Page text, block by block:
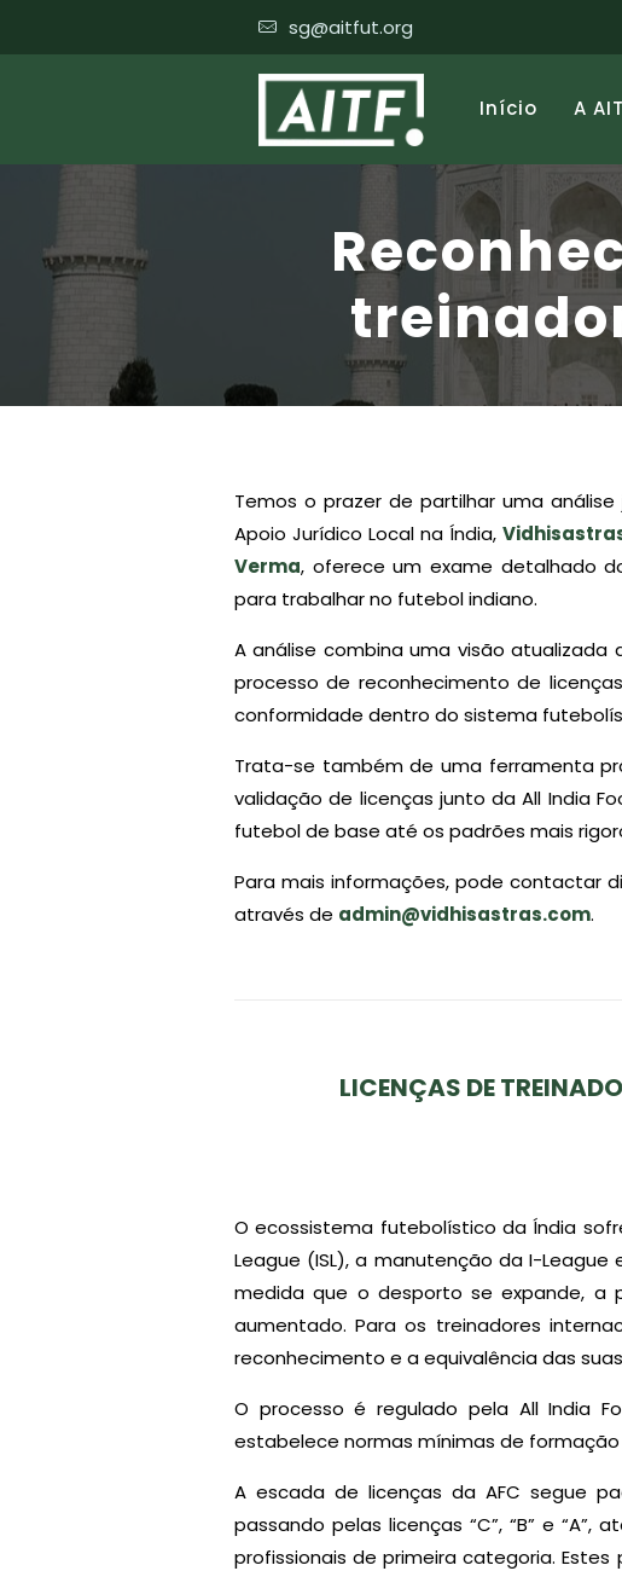
sg@aitfut.org
Início A
Temos o prazer de partilhar uma
Apoio Jurídico Local na Índia,
Verma, oferece um exame detalhado
para trabalhar no futebol indiano.
A análise combina uma visão
processo de reconhecimento de
conformidade dentro do sistema
Trata-se também de uma ferramenta
validação de licenças junto da All India
futebol de base até os padrões mais
Para mais informações, pode contactar
através de admin@vidhisastras.com.
LICENÇAS DE
O ecossistema futebolístico da Índia
League (ISL), a manutenção da I-
medida que o desporto se expande, a
aumentado. Para os treinadores
reconhecimento e a equivalência das
O processo é regulado pela All India
estabelece normas mínimas de
A escada de licenças da AFC segue
passando pelas licenças “C”, “B” e
profissionais de primeira categoria.